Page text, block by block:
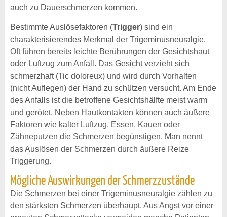
auch zu Dauerschmerzen kommen.
Bestimmte Auslösefaktoren (Trigger) sind ein
charakterisierendes Merkmal der Trigeminusneuralgie.
Oft führen bereits leichte Berührungen der Gesichtshaut
oder Luftzug zum Anfall. Das Gesicht verzieht sich
schmerzhaft (Tic doloreux) und wird durch Vorhalten
(nicht Auflegen) der Hand zu schützen versucht. Am Ende
des Anfalls ist die betroffene Gesichtshälfte meist warm
und gerötet. Neben Hautkontakten können auch äußere
Faktoren wie kalter Luftzug, Essen, Kauen oder
Zähneputzen die Schmerzen begünstigen. Man nennt
das Auslösen der Schmerzen durch äußere Reize
Triggerung.
Mögliche Auswirkungen der Schmerzzustände
Die Schmerzen bei einer Trigeminusneuralgie zählen zu
den stärksten Schmerzen überhaupt. Aus Angst vor einer